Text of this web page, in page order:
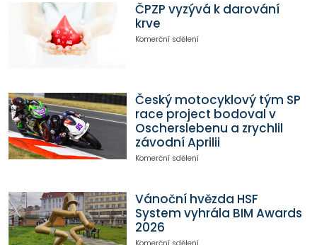
ČPZP vyzývá k darování
krve
Komerční sdělení
Český motocyklový tým SP
race project bodoval v
Oscherslebenu a zrychlil
závodní Aprilii
Komerční sdělení
Vánoční hvězda HSF
System vyhrála BIM Awards
2026